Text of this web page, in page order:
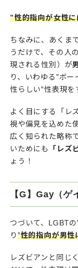
”性的指向が女性
ちなみに、あくま
うだけで、その人
現される性別）が
り、いわゆる”ボ
性らしい”性表現を
よく目にする「レ
視や偏見を込めた
広く知られた略称
いためにも
「レズ
ょう！
【G】Gay（ゲ
つづいて、LGBT
り ”性的指向が男性
レズビアンと同じ